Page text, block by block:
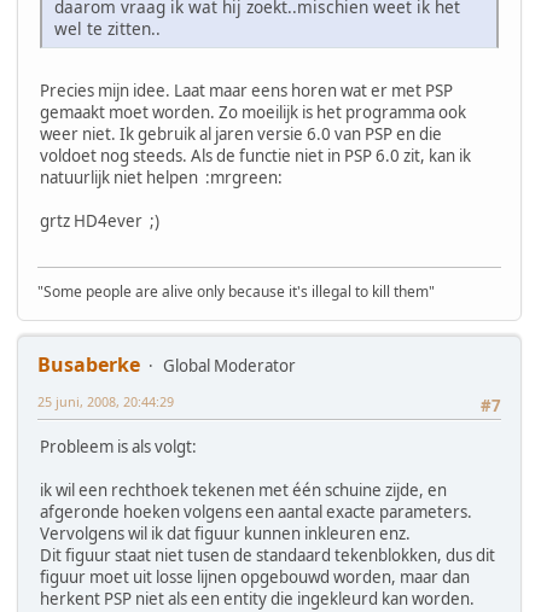
daarom vraag ik wat hij zoekt..mischien weet ik het
wel te zitten..
Precies mijn idee. Laat maar eens horen wat er met PSP
gemaakt moet worden. Zo moeilijk is het programma ook
weer niet. Ik gebruik al jaren versie 6.0 van PSP en die
voldoet nog steeds. Als de functie niet in PSP 6.0 zit, kan ik
natuurlijk niet helpen :mrgreen:
grtz HD4ever ;)
"Some people are alive only because it's illegal to kill them"
Busaberke
Global Moderator
#7
25 juni, 2008, 20:44:29
Probleem is als volgt:
ik wil een rechthoek tekenen met één schuine zijde, en
afgeronde hoeken volgens een aantal exacte parameters.
Vervolgens wil ik dat figuur kunnen inkleuren enz.
Dit figuur staat niet tusen de standaard tekenblokken, dus dit
figuur moet uit losse lijnen opgebouwd worden, maar dan
herkent PSP niet als een entity die ingekleurd kan worden.